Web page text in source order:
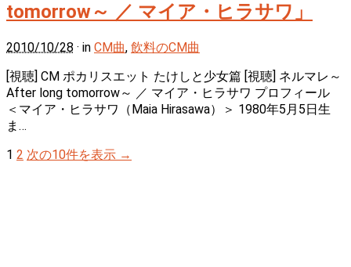
tomorrow～ ／ マイア・ヒラサワ」
2010/10/28 · in CM曲, 飲料のCM曲
[視聴] CM ポカリスエット たけしと少女篇 [視聴] ネルマレ～
After long tomorrow～ ／ マイア・ヒラサワ プロフィール
＜マイア・ヒラサワ（Maia Hirasawa）＞ 1980年5月5日生
ま…
1 2 次の10件を表示 →